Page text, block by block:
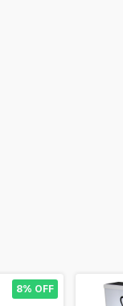
8% OFF